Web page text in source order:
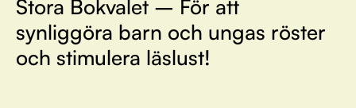
Stora Bokvalet – För att
synliggöra barn och ungas röster
och stimulera läslust!